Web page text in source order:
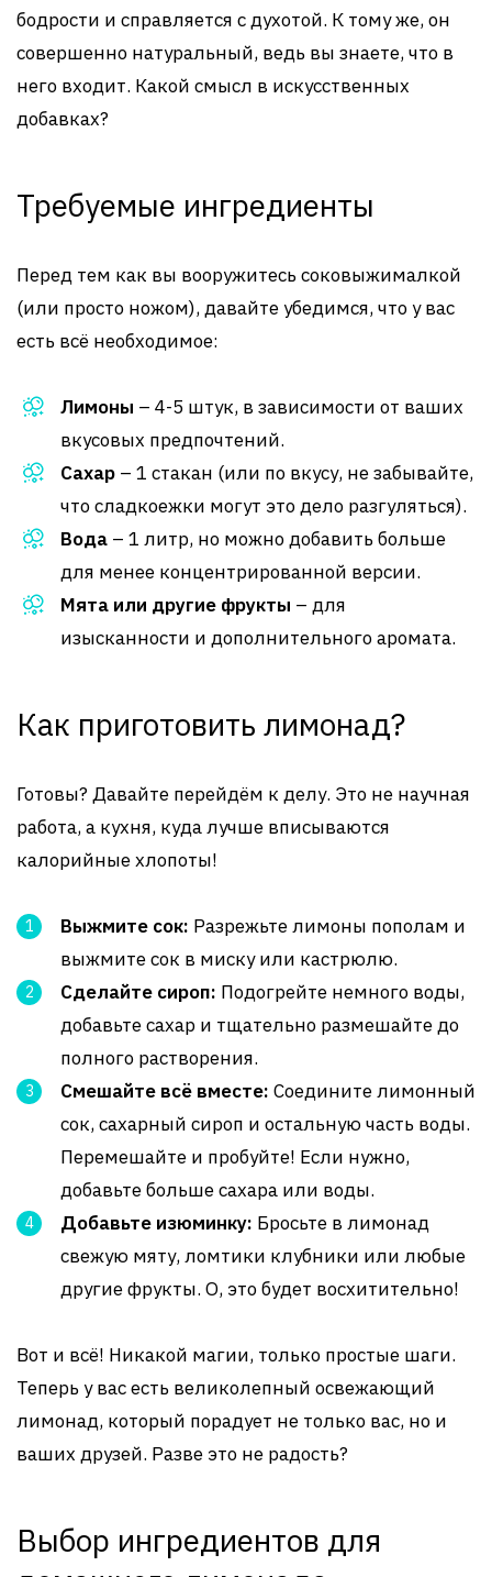
бодрости и справляется с духотой. К тому же, он
совершенно натуральный, ведь вы знаете, что в
него входит. Какой смысл в искусственных
добавках?
Требуемые ингредиенты
Перед тем как вы вооружитесь соковыжималкой
(или просто ножом), давайте убедимся, что у вас
есть всё необходимое:
Лимоны – 4-5 штук, в зависимости от ваших
вкусовых предпочтений.
Сахар – 1 стакан (или по вкусу, не забывайте,
что сладкоежки могут это дело разгуляться).
Вода – 1 литр, но можно добавить больше
для менее концентрированной версии.
Мята или другие фрукты – для
изысканности и дополнительного аромата.
Как приготовить лимонад?
Готовы? Давайте перейдём к делу. Это не научная
работа, а кухня, куда лучше вписываются
калорийные хлопоты!
Выжмите сок: Разрежьте лимоны пополам и
выжмите сок в миску или кастрюлю.
Сделайте сироп: Подогрейте немного воды,
добавьте сахар и тщательно размешайте до
полного растворения.
Смешайте всё вместе: Соедините лимонный
сок, сахарный сироп и остальную часть воды.
Перемешайте и пробуйте! Если нужно,
добавьте больше сахара или воды.
Добавьте изюминку: Бросьте в лимонад
свежую мяту, ломтики клубники или любые
другие фрукты. О, это будет восхитительно!
Вот и всё! Никакой магии, только простые шаги.
Теперь у вас есть великолепный освежающий
лимонад, который порадует не только вас, но и
ваших друзей. Разве это не радость?
Выбор ингредиентов для